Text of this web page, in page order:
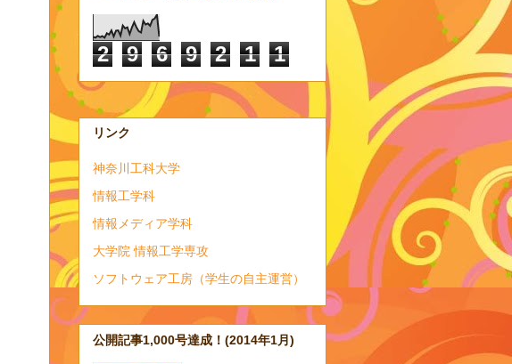
2 9 6 9 2 1 1
リンク
神奈川工科大学
情報工学科
情報メディア学科
大学院 情報工学専攻
ソフトウェア工房（学生の自主運営）
公開記事1,000号達成！(2014年1月)